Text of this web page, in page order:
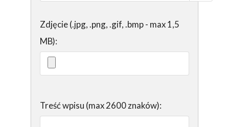
Zdjęcie (.jpg, .png, .gif, .bmp - max 1,5
MB):
Treść wpisu (max 2600 znaków):